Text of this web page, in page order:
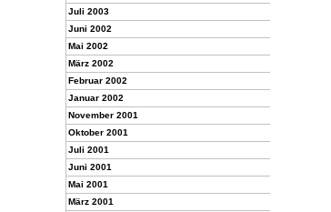
Juli 2003
Juni 2002
Mai 2002
März 2002
Februar 2002
Januar 2002
November 2001
Oktober 2001
Juli 2001
Juni 2001
Mai 2001
März 2001